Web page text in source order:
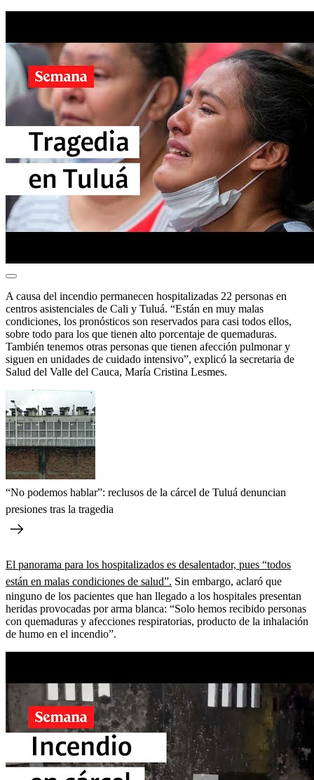
A causa del incendio permanecen hospitalizadas 22 personas en
centros asistenciales de Cali y Tuluá. “Están en muy malas
condiciones, los pronósticos son reservados para casi todos ellos,
sobre todo para los que tienen alto porcentaje de quemaduras.
También tenemos otras personas que tienen afección pulmonar y
siguen en unidades de cuidado intensivo”, explicó la secretaria de
Salud del Valle del Cauca, María Cristina Lesmes.
“No podemos hablar”: reclusos de la cárcel de Tuluá denuncian
presiones tras la tragedia
El panorama para los hospitalizados es desalentador, pues “todos
están en malas condiciones de salud”. Sin embargo, aclaró que
ninguno de los pacientes que han llegado a los hospitales presentan
heridas provocadas por arma blanca: “Solo hemos recibido personas
con quemaduras y afecciones respiratorias, producto de la inhalación
de humo en el incendio”.